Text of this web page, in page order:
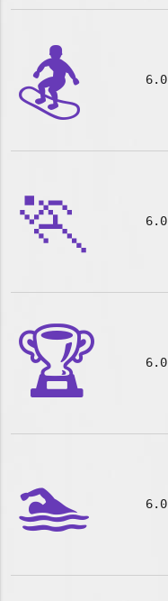
🏂 6.0
🏃 6.0
🏆 6.0
🏊 6.0